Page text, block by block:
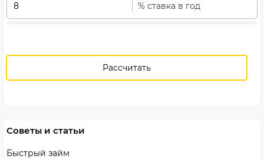
% ставка в год
Рассчитать
Советы и статьи
Быстрый займ